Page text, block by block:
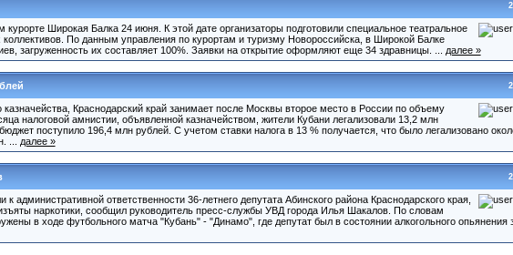
Широкая Балка 24 июня. К этой дате организаторы подготовили специальное театральное
По данным управления по курортам и туризму Новороссийска, в Широкой Балке
загруженность их составляет 100%. Заявки на открытие оформляют еще 34 здравницы. ...
далее »
Краснодарский край занимает после Москвы второе место в России по объему
налоговой амнистии, объявленной казначейством, жители Кубани легализовали 13,2 млн
поступило 196,4 млн рублей. С учетом ставки налога в 13 % получается, что было легализовано
...
далее »
административной ответственности 36-летнего депутата Абинского района Краснодарского края,
наркотики, сообщил руководитель пресс-службы УВД города Илья Шакалов. По словам
в ходе футбольного матча "Кубань" - "Динамо", где депутат был в состоянии алкогольного опьянения